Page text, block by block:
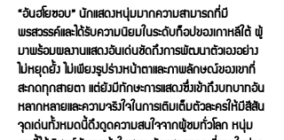
“อันฮโยซอบ” นักแสดงหนุ่มมากความสามารถที่มี
พรสวรรค์และได้รับความนิยมในระดับท็อปของเกาหลีใต้ ผู้
มาพร้อมผลงานแสดงอันเด่นชัดถึงการพัฒนาตัวเองอย่าง
ไม่หยุดยั้ง ไม่เพียงรูปร่างหน้าตาและภาพลักษณ์ของเขาที่
สะกดทุกสายตา แต่ยังมีทักษะการแสดงซึ่งเข้าถึงบทบาทอัน
หลากหลายและความจริงใจในการเติมเต็มตัวละครให้มีสีสัน
จุดเด่นทั้งหมดนี้ดึงดูดความสนใจจากผู้ชมทั่วโลก หนุ่ม